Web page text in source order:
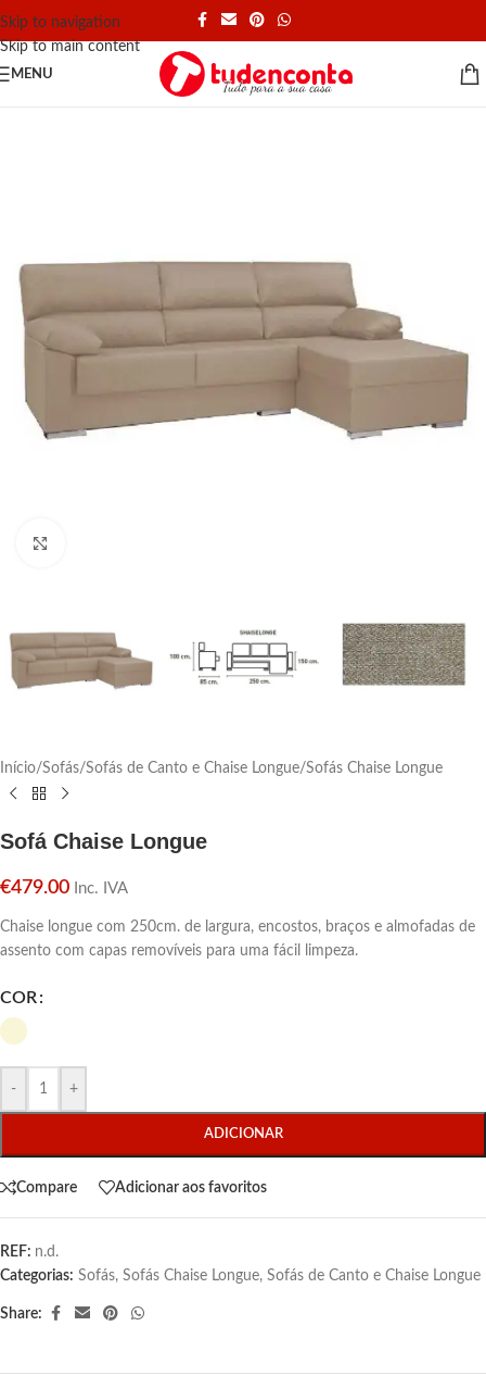
Skip to navigation
Skip to main content
MENU
Início/Sofás/Sofás de Canto e Chaise Longue/Sofás Chaise Longue
Sofá Chaise Longue
€479.00 Inc. IVA
Chaise longue com 250cm. de largura, encostos, braços e almofadas de
assento com capas removíveis para uma fácil limpeza.
COR
- +
ADICIONAR
Compare Adicionar aos favoritos
REF: n.d.
Categorias: Sofás, Sofás Chaise Longue, Sofás de Canto e Chaise Longue
Share: